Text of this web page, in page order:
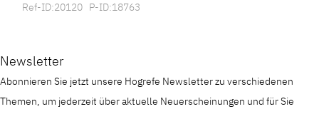
Ref-ID:20120 P-ID:18763
Newsletter
Abonnieren Sie jetzt unsere Hogrefe Newsletter zu verschiedenen
Themen, um jederzeit über aktuelle Neuerscheinungen und für Sie